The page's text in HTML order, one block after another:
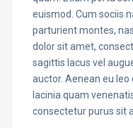
euismod. Cum sociis
parturient montes,
dolor sit amet,
sagittis lacus vel
auctor. Aenean eu
lacinia quam
consectetur purus sit